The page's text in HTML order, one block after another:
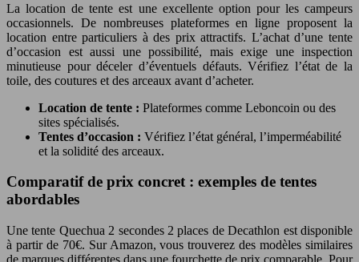
La location de tente est une excellente option pour les campeurs
occasionnels. De nombreuses plateformes en ligne proposent la
location entre particuliers à des prix attractifs. L’achat d’une tente
d’occasion est aussi une possibilité, mais exige une inspection
minutieuse pour déceler d’éventuels défauts. Vérifiez l’état de la
toile, des coutures et des arceaux avant d’acheter.
Location de tente : Plateformes comme Leboncoin ou des
sites spécialisés.
Tentes d’occasion : Vérifiez l’état général, l’imperméabilité
et la solidité des arceaux.
Comparatif de prix concret : exemples de tentes
abordables
Une tente Quechua 2 secondes 2 places de Decathlon est disponible
à partir de 70€. Sur Amazon, vous trouverez des modèles similaires